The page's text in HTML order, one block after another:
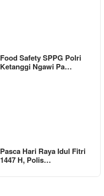
Food Safety SPPG Polri
Ketanggi Ngawi Pa…
Pasca Hari Raya Idul Fitri
1447 H, Polis…